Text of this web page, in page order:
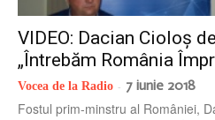
VIDEO: Dacian Cioloș
„Întrebăm România
Vocea de la Radio - 7 iunie 2018
Fostul prim-minstru al României,